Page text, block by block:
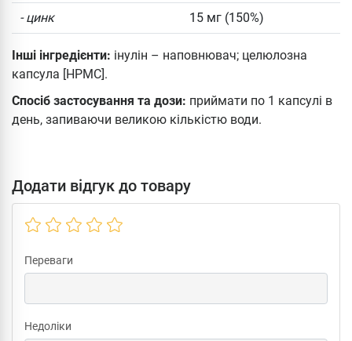
- цинк 15 мг (150%)
Інші інгредієнти: інулін – наповнювач; целюлозна
капсула [HPMC].
Спосіб застосування та дози: приймати по 1 капсулі в
день, запиваючи великою кількістю води.
Додати відгук до товару
Переваги
Недоліки